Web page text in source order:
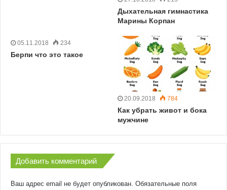
Дыхательная гимнастика
Марины Корпан
05.11.2018 234
Берпи что это такое
20.09.2018 784
Как убрать живот и бока
мужчине
Добавить комментарий
Ваш адрес email не будет опубликован. Обязательные поля